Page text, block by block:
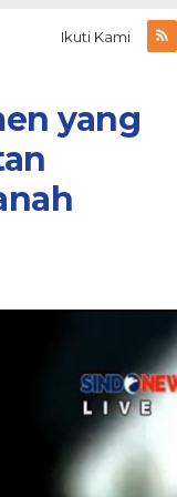
Ikuti Kami
yang